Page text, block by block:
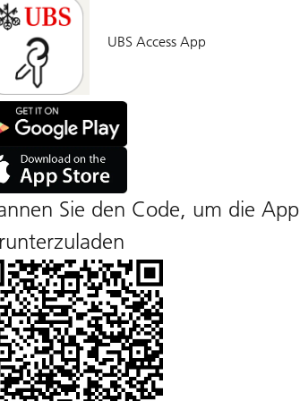
UBS Access App
Sie den Code, um die App